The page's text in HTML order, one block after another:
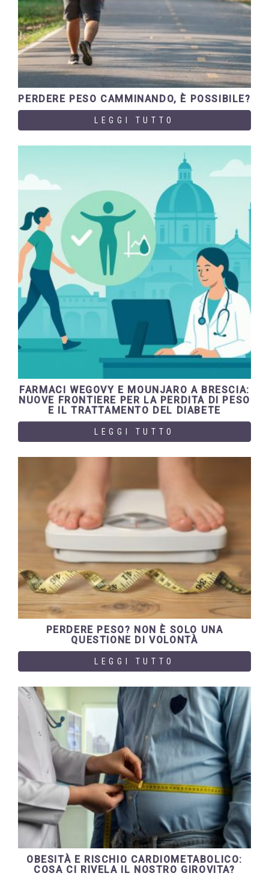
PERDERE PESO CAMMINANDO, È POSSIBILE?
LEGGI TUTTO
FARMACI WEGOVY E MOUNJARO A BRESCIA:
NUOVE FRONTIERE PER LA PERDITA DI PESO
E IL TRATTAMENTO DEL DIABETE
LEGGI TUTTO
PERDERE PESO? NON È SOLO UNA
QUESTIONE DI VOLONTÀ
LEGGI TUTTO
OBESITÀ E RISCHIO CARDIOMETABOLICO:
COSA CI RIVELA IL NOSTRO GIROVITA?